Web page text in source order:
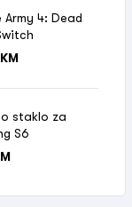
Army 4: Dead
KM
staklo za
S6